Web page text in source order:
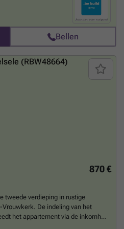
lichtinval. Een gesloten ingerichte
een tweepersoonskamer en een
is voorzien van douche, lavabo met
van dit appartement: Centrale
gelegen met voldoende
kosten. Het appartement is
dan zeker niet om ons vrijblijvend te
Bellen
870 €
tweede verdieping in rustige
De indeling van het
het appartement via de inkomhal